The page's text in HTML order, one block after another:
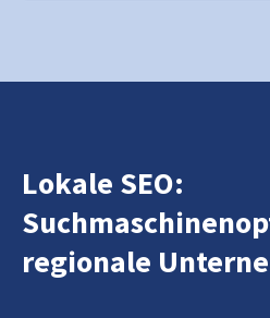
Lokale SEO:
regionale